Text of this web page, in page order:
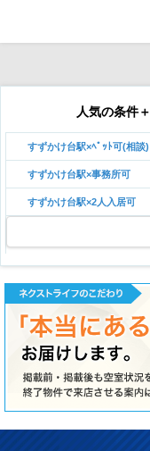
人気の条件＋
すずかけ台駅×ﾍﾟｯﾄ可(相談)
すずかけ台駅×事務所可
すずかけ台駅×2人入居可